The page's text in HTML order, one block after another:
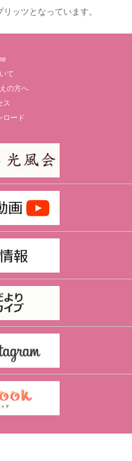
ッツとなっています。
て
の方へ
ス
ロード